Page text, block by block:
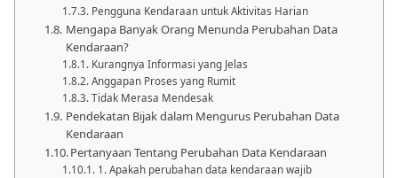
Pengguna Kendaraan untuk Aktivitas Harian
Mengapa Banyak Orang Menunda Perubahan Data
Kendaraan?
Kurangnya Informasi yang Jelas
Anggapan Proses yang Rumit
Tidak Merasa Mendesak
Pendekatan Bijak dalam Mengurus Perubahan Data
Kendaraan
Pertanyaan Tentang Perubahan Data Kendaraan
1. Apakah perubahan data kendaraan wajib